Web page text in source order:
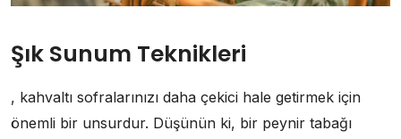
Şık Sunum Teknikleri
, kahvaltı sofralarınızı daha çekici hale getirmek için
önemli bir unsurdur. Düşünün ki, bir peynir tabağı